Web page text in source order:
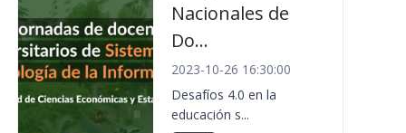
Nacionales de
Do...
2023-10-26 16:30:00
Desafíos 4.0 en la
educación s...